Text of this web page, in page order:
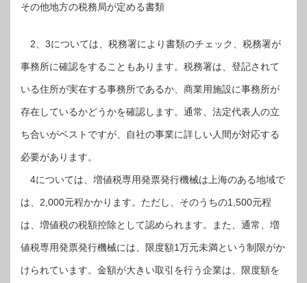
その他地方の税務局が定める書類
2、3については、税務署により書類のチェック、税務署が
事務所に確認をすることもあります。税務署は、登記されて
いる住所が実在する事務所であるか、商業用施設に事務所が
存在しているかどうかを確認します。通常、法定代表人の立
ち合いがベストですが、自社の事業に詳しい人間が対応する
必要があります。
4については、増値税専用発票発行機械は上海のある地域で
は、2,000元程かかります。ただし、そのうちの1,500元程
は、増値税の税額控除として認められます。また、通常、増
値税専用発票発行機械には、限度額1万元未満という制限がか
けられています。金額が大きい取引を行う企業は、限度額を